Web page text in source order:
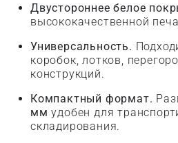
Двустороннее белое
высококачественной
Универсальность.
коробок, лотков,
конструкций.
Компактный формат.
мм удобен для
складирования.